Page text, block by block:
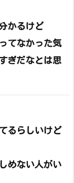
かるけど
てなかった気
ぎだなとは思
るらしいけど
めない人がい